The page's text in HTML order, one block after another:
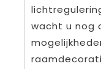
wacht u nog